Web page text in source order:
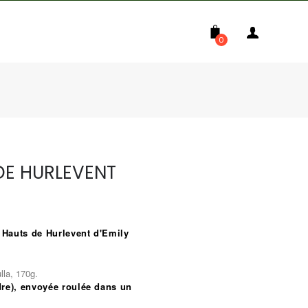
0
HURLEVENT
de Hurlevent d'Emily
170g.
envoyée roulée dans un